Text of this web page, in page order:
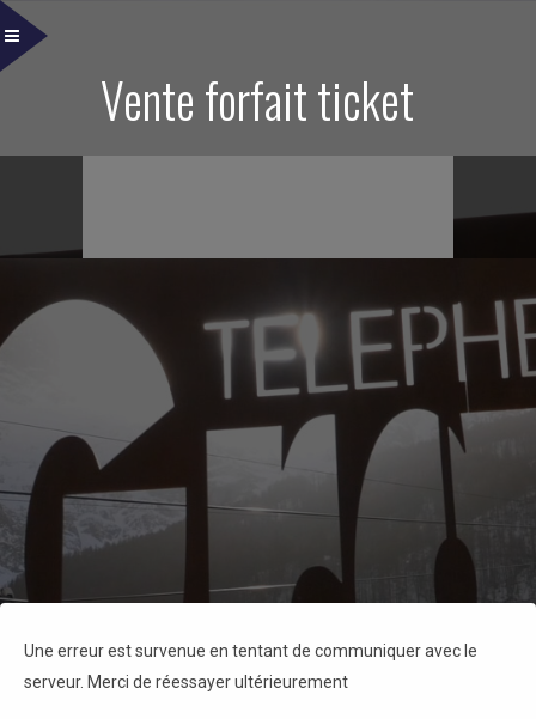
Vente forfait ticket
Une erreur est survenue en tentant de communiquer avec le
serveur. Merci de réessayer ultérieurement